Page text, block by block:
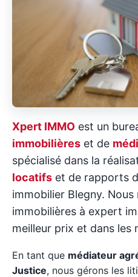
Xpert IMMO est un
immobilières et de
spécialisé dans la
locatifs et de rapports
immobilier Blegny.
immobilières à expert
meilleur prix et dans les
En tant que médiateur
Justice, nous gérons les